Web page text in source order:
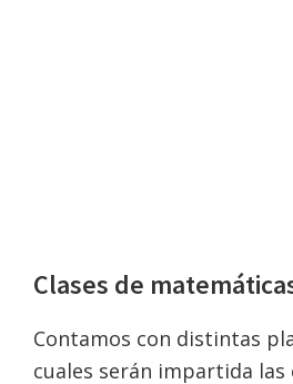
Clases de
Contamos con distintas
cuales serán impartida las